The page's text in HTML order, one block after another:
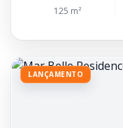
125 m²
LANÇAMENTO